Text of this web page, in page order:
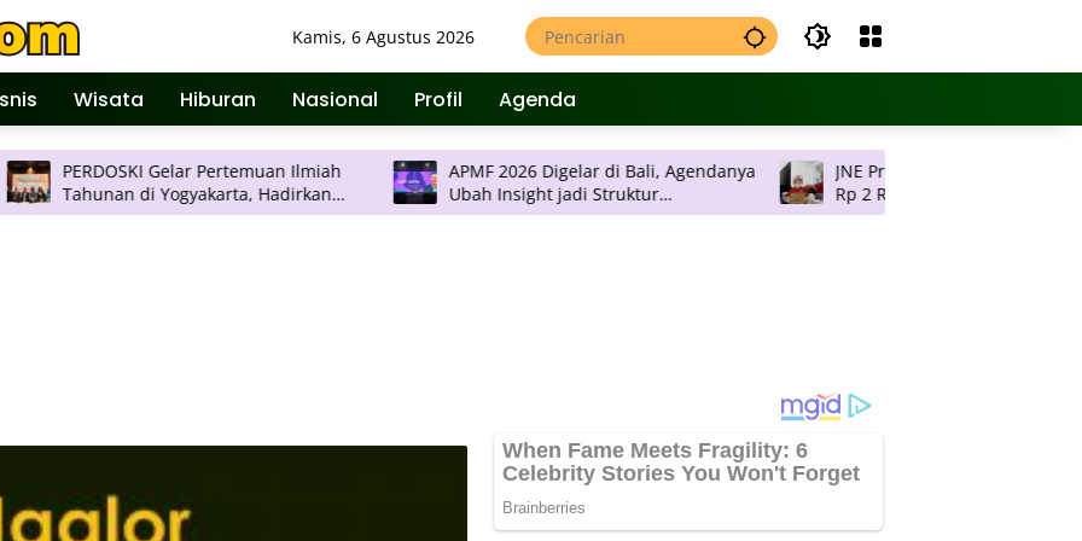
Kamis, 6 Agustus 2026
Wisata Hiburan Nasional Profil Agenda
Gelar Pertemuan Ilmiah
di Yogyakarta, Hadirkan
Dermatologi Terkini
APMF 2026 Digelar di Bali, Agendanya
Ubah Insight jadi Struktur
Pengambilan Keputusan
JNE Promo Ongkos Kirim, Tarif Mulai
Rp 2 Ribu per Kilogram ke Seluruh
Pulau Jawa